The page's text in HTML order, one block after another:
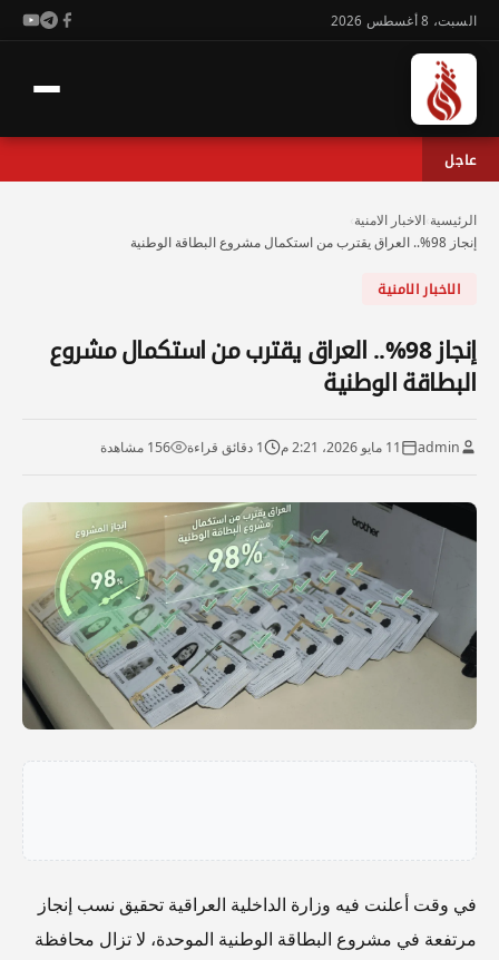
السبت، 8 أغسطس 2026
عاجل
الرئيسية الاخبار الامنية
إنجاز 98%.. العراق يقترب من استكمال مشروع البطاقة الوطنية
الاخبار الامنية
إنجاز 98%.. العراق يقترب من استكمال مشروع
البطاقة الوطنية
admin 11 مايو 2026، 2:21 م 1 دقائق قراءة 156 مشاهدة
في وقت أعلنت فيه وزارة الداخلية العراقية تحقيق نسب إنجاز
مرتفعة في مشروع البطاقة الوطنية الموحدة، لا تزال محافظة